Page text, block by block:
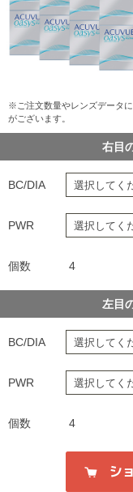
※ご注文数量やレンズデータ
がございます。
右目
BC/DIA
PWR
個数 4
左目
BC/DIA
PWR
個数 4